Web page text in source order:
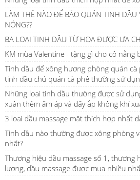
LÀM THẾ NÀO ĐỂ BẢO QUẢN TINH DẦU
NÓNG??
BA LOẠI TINH DẦU TỪ HOA ĐƯỢC ƯA
KM mùa Valentine - tặng gì cho cô nằng
Tinh dầu để xông hương phòng quán cà
tinh dầu chủ quán cà phê thường sử
Những loại tinh dầu thường được sử
xuân thêm ấm áp và đấy ắp không khí
3 loai dầu massage mặt thích hợp nhất
Tinh dầu nào thường được xông phòng
nhất?
Thương hiệu dầu massage số 1, thương
lượng, dầu massage được mua nhiều